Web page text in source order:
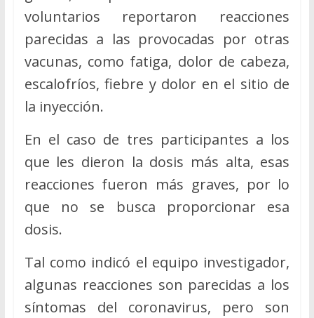
voluntarios reportaron reacciones
parecidas a las provocadas por otras
vacunas, como fatiga, dolor de cabeza,
escalofríos, fiebre y dolor en el sitio de
la inyección.
En el caso de tres participantes a los
que les dieron la dosis más alta, esas
reacciones fueron más graves, por lo
que no se busca proporcionar esa
dosis.
Tal como indicó el equipo investigador,
algunas reacciones son parecidas a los
síntomas del coronavirus, pero son